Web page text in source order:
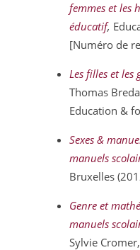
femmes et les
éducatif,
[Numéro de
Les filles et les
Thomas
Education &
Sexes &
manuels
Bruxelles
Genre et
manuels
Sylvie